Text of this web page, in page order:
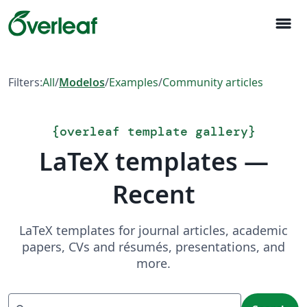
menu
Filters:All/Modelos/Examples/Community articles
{overleaf template gallery}
LaTeX templates —
Recent
LaTeX templates for journal articles, academic
papers, CVs and résumés, presentations, and
more.